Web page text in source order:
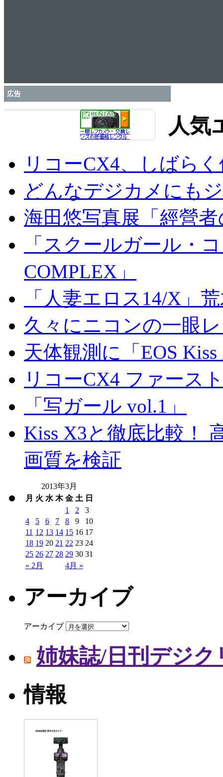
広告
人気
リコーCX4、しばら
どんなデジカメにも
海田悠写真展「經營
「スクールガール・
COMPLEX」
「人妻エロス14/X」
久々にニコンの一眼
天体観測に「EOS
リコーCX4 ファース
「写ガール vol.1」
Kiss X3と徹底比較！
画質を検証
2013年3月
月 火 水 木 金 土 日
« 2月 4月 »
1 2
3
4
5 6 7 8 9
10
11 12 13 14 15 16 17
18 19 20 21 22 23 24
25 26 27 28 29 30 31
アーカイブ
アーカイブ
姉妹誌/日刊デジク
情報